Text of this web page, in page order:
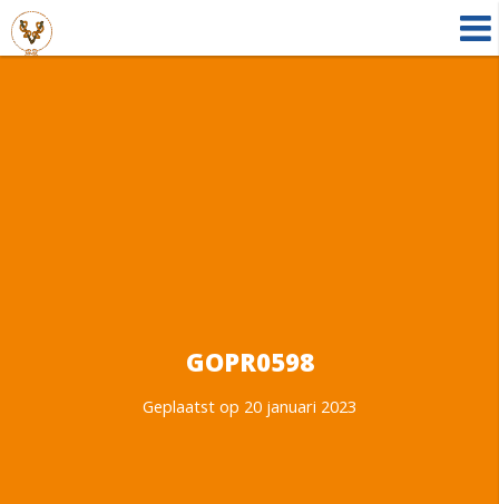
GOPR0598
Geplaatst op 20 januari 2023